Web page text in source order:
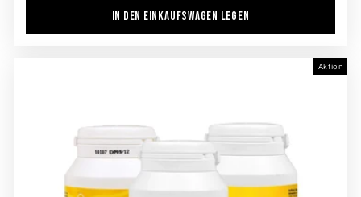
IN DEN EINKAUFSWAGEN LEGEN
Aktion